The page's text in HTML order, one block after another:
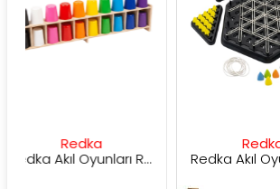
Redka Akıl Oyunları Renk Dedektifi Oyunu
Redka Akıl Oyunları Strateji Üçgeni Oyunu